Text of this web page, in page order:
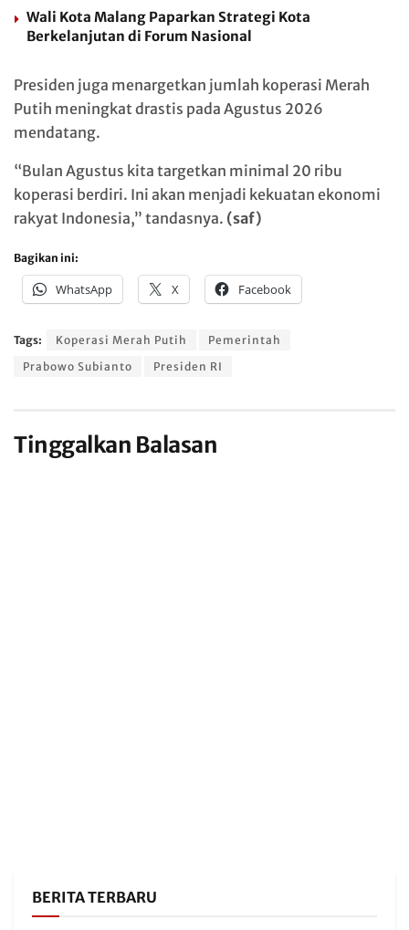
Wali Kota Malang Paparkan Strategi Kota
Berkelanjutan di Forum Nasional
Presiden juga menargetkan jumlah koperasi Merah
Putih meningkat drastis pada Agustus 2026
mendatang.
“Bulan Agustus kita targetkan minimal 20 ribu
koperasi berdiri. Ini akan menjadi kekuatan ekonomi
rakyat Indonesia,” tandasnya. (saf)
Bagikan ini:
WhatsApp X Facebook
Tags: Koperasi Merah Putih
Pemerintah
Prabowo Subianto
Presiden RI
Tinggalkan Balasan
BERITA TERBARU